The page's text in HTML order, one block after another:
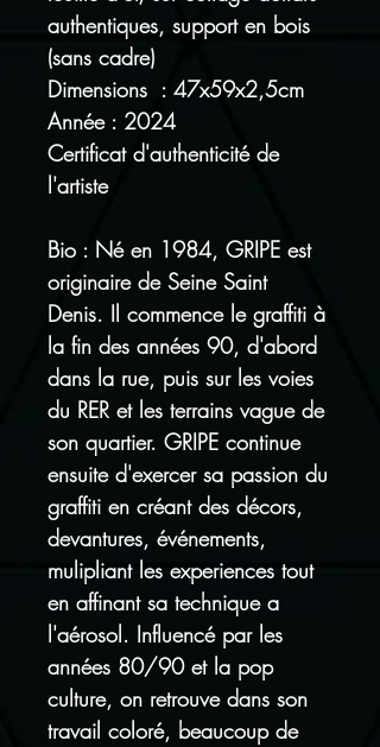
authentiques, support en bois
(sans cadre)
Dimensions : 47x59x2,5cm
Année : 2024
Certificat d'authenticité de
l'artiste
Bio : Né en 1984, GRIPE est
originaire de Seine Saint
Denis. Il commence le graffiti à
la fin des années 90, d'abord
dans la rue, puis sur les voies
du RER et les terrains vague de
son quartier. GRIPE continue
ensuite d'exercer sa passion du
graffiti en créant des décors,
devantures, événements,
mulipliant les experiences tout
en affinant sa technique a
l'aérosol. Influencé par les
années 80/90 et la pop
culture, on retrouve dans son
travail coloré, beaucoup de